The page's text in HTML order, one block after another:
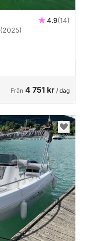
4.9(14)
(2025)
Från 4 751 kr / dag